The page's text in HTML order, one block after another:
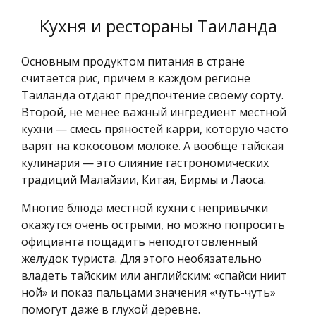
Кухня и рестораны Таиланда
Основным продуктом питания в стране
считается рис, причем в каждом регионе
Таиланда отдают предпочтение своему сорту.
Второй, не менее важный ингредиент местной
кухни — смесь пряностей карри, которую часто
варят на кокосовом молоке. А вообще тайская
кулинария — это слияние гастрономических
традиций Малайзии, Китая, Бирмы и Лаоса.
Многие блюда местной кухни с непривычки
окажутся очень острыми, но можно попросить
официанта пощадить неподготовленный
желудок туриста. Для этого необязательно
владеть тайским или английским: «спайси ниит
ной» и показ пальцами значения «чуть-чуть»
помогут даже в глухой деревне.